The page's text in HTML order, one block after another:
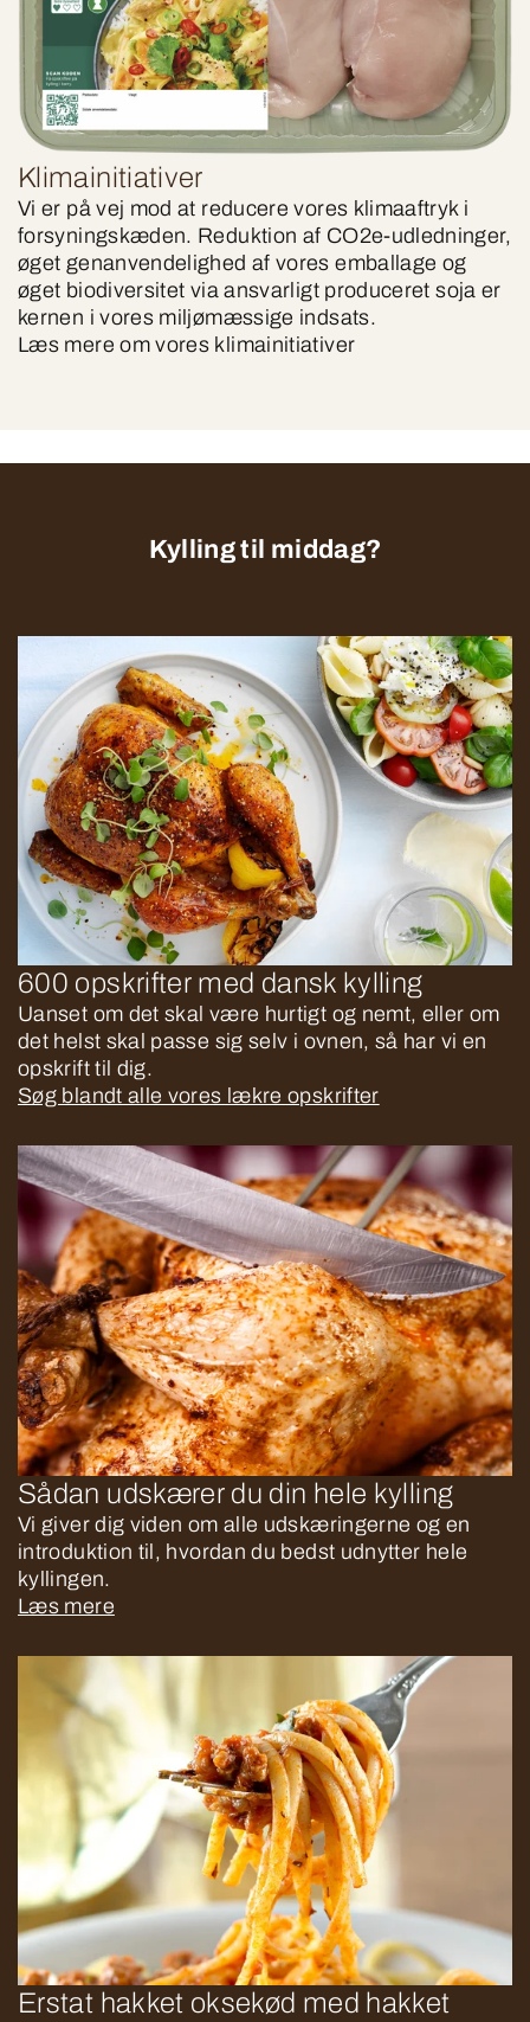
Klimainitiativer
Vi er på vej mod at reducere vores klimaaftryk i
forsyningskæden. Reduktion af CO2e-udledninger,
øget genanvendelighed af vores emballage og
øget biodiversitet via ansvarligt produceret soja er
kernen i vores miljømæssige indsats.
Læs mere om vores klimainitiativer
Kylling til middag?
600 opskrifter med dansk kylling
Uanset om det skal være hurtigt og nemt, eller om
det helst skal passe sig selv i ovnen, så har vi en
opskrift til dig.
Søg blandt alle vores lækre opskrifter
Sådan udskærer du din hele kylling
Vi giver dig viden om alle udskæringerne og en
introduktion til, hvordan du bedst udnytter hele
kyllingen.
Læs mere
Erstat hakket oksekød med hakket